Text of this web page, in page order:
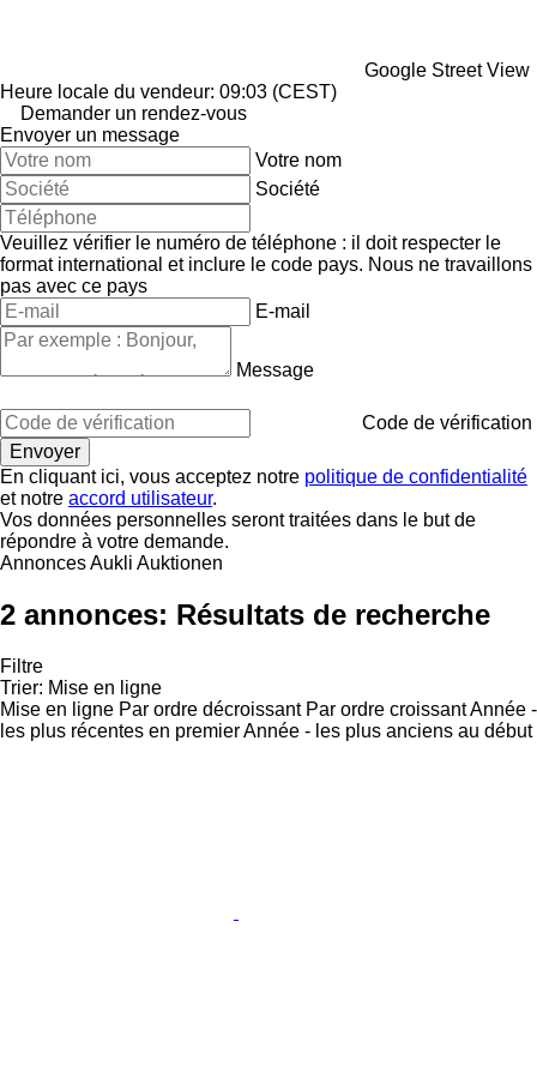
Google Street View
Heure locale du vendeur: 09:03 (CEST)
Demander un rendez-vous
Envoyer un message
Votre nom
Société
Veuillez vérifier le numéro de téléphone : il doit respecter le
format international et inclure le code pays. Nous ne travaillons
pas avec ce pays
E-mail
Message
Code de vérification
En cliquant ici, vous acceptez notre politique de confidentialité
et notre accord utilisateur.
Vos données personnelles seront traitées dans le but de
répondre à votre demande.
Annonces Aukli Auktionen
2 annonces: Résultats de recherche
Filtre
Trier: Mise en ligne
Mise en ligne Par ordre décroissant Par ordre croissantAnnée -
les plus récentes en premierAnnée - les plus anciens au début